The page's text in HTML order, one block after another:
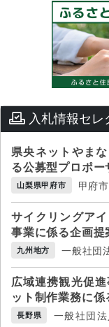
入札情報セレ
県央ネットやま
る公募型プロポー
山梨県甲府市 甲府
サイクリングア
事業に係る企画提
九州地方 一般社団
広域連携観光促
ット制作業務に
長野県
一般社団